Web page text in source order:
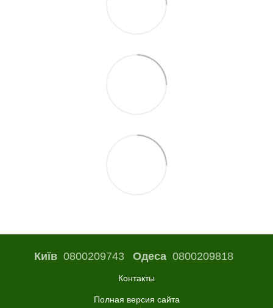
Київ0800209743 Одеса0800209818
Контакты
Полная версия сайта